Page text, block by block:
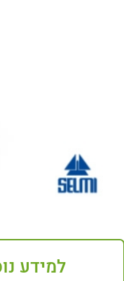
למידע